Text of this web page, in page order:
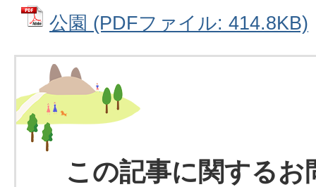
公園 (PDFファイル: 414.8KB)
この記事に関するお